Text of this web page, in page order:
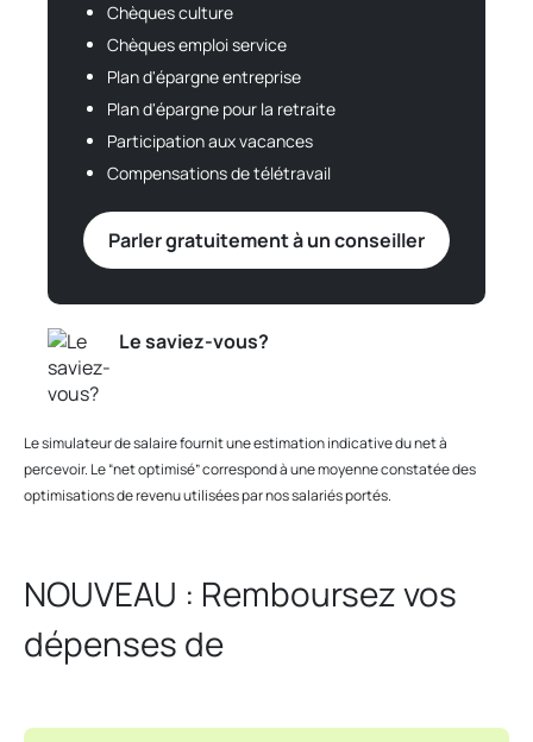
Chèques culture
Chèques emploi service
Plan d'épargne entreprise
Plan d'épargne pour la retraite
Participation aux vacances
Compensations de télétravail
Parler gratuitement à un conseiller
Le saviez-vous?
Le simulateur de salaire fournit une estimation indicative du net à
percevoir. Le “net optimisé” correspond à une moyenne constatée des
optimisations de revenu utilisées par nos salariés portés.
NOUVEAU : Remboursez vos
dépenses de